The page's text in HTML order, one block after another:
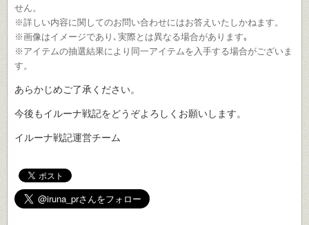
せん。
※詳しい内容に関してのお問い合わせにはお答えいたしかねます。
※画像はイメージであり､実際とは異なる場合があります｡
※アイテムの抽選結果により同一アイテムを入手する場合がございま
す。
あらかじめご了承ください。
今後もイルーナ戦記をどうぞよろしくお願いします。
イルーナ戦記運営チーム